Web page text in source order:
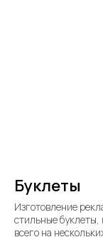
Буклеты
Изготовление
стильные
всего на